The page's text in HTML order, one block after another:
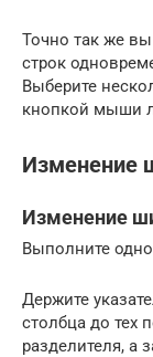
Точно так же
строк
Выберите
кнопкой мыши
Изменение
Изменение
Выполните
Держите
столбца до тех
разделителя, а